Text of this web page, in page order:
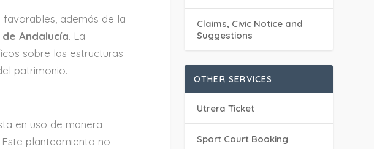
además de la
Andalucía. La
sobre las estructuras
patrimonio.
en uso de manera
planteamiento no
Claims, Civic Notice and
Suggestions
OTHER SERVICES
Utrera Ticket
Sport Court Booking